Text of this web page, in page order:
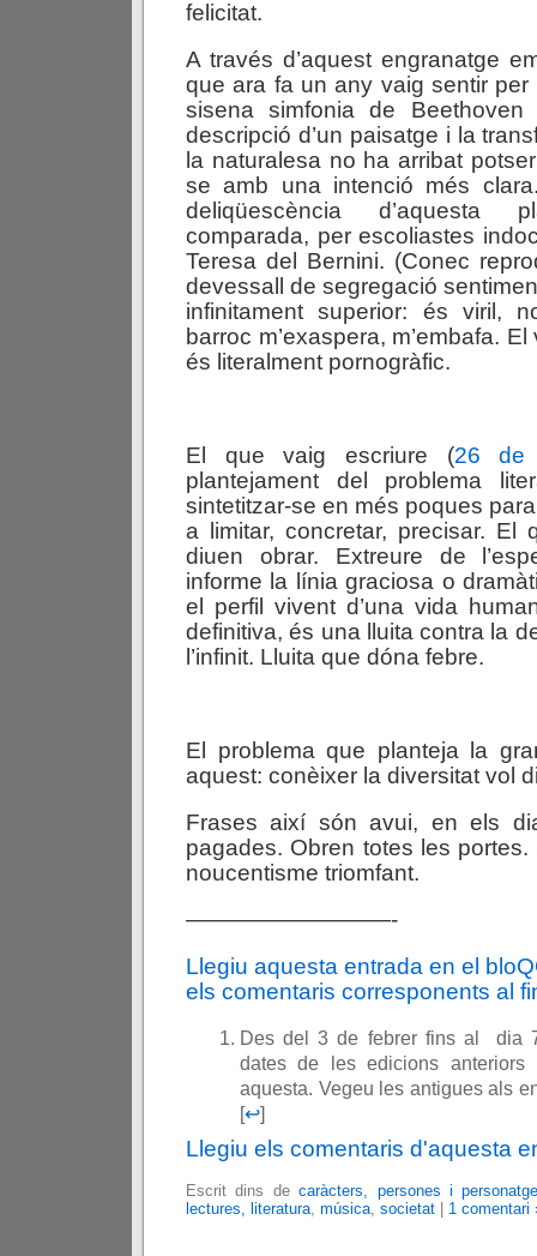
felicitat.
A través d’aquest engranatge
que ara fa un any vaig sentir per
sisena simfonia de
descripció d’un paisatge i la
la naturalesa no ha arribat
se amb una intenció més
deliqüescència
comparada, per escoliastes
Teresa del Bernini. (Conec
devessall de segregació
infinitament superior: és viril,
barroc m’exaspera, m’embafa.
és literalment pornogràfic.
El que vaig escriure (26 de
plantejament del problema
sintetitzar-se en més poques
a limitar, concretar, precisar. El
diuen obrar. Extreure de
informe la línia graciosa o
el perfil vivent d’una vida
definitiva, és una lluita contra la
l’infinit. Lluita que dóna febre.
El problema que planteja la
aquest: conèixer la diversitat vol
Frases així són avui, en els
pagades. Obren totes les
noucentisme triomfant.
—————————-
Llegiu aquesta entrada en el
els comentaris corresponents al
Des del 3 de febrer fins al dia
dates de les edicions anteriors
aquesta. Vegeu les antigues als
[↩]
Llegiu els comentaris d'aquesta
Escrit dins decaràcters, persones i
lectures, literatura música societat | 1 comentari